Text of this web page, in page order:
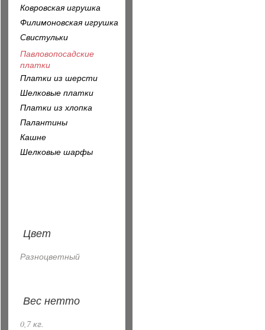
Ковровская игрушка
Филимоновская игрушка
Свистульки
Павловопосадские
платки
Платки из шерсти
Шелковые платки
Платки из хлопка
Палантины
Кашне
Шелковые шарфы
Цвет
Разноцветный
Вес нетто
0,7 кг.